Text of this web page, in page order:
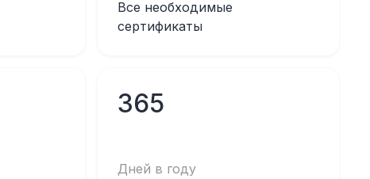
Все необходимые
сертификаты
365
Дней в году